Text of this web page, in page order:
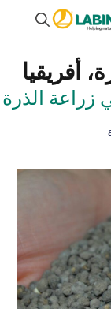
زراعة الذرة